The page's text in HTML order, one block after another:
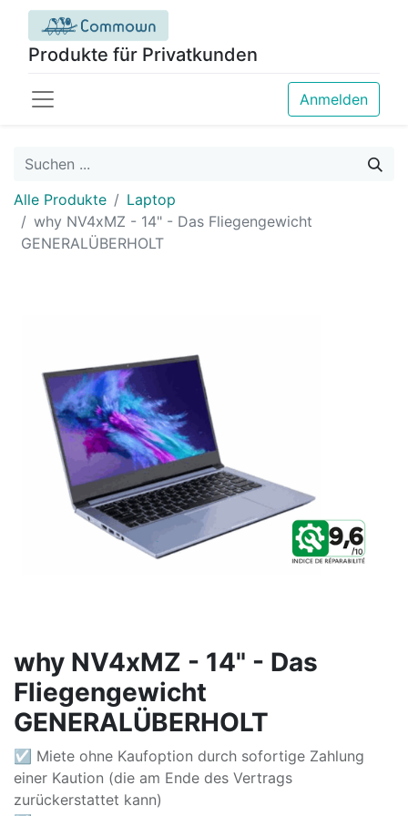
Produkte für Privatkunden
Anmelden
Alle Produkte
Laptop
why NV4xMZ - 14" - Das Fliegengewicht
GENERALÜBERHOLT
why NV4xMZ - 14" - Das
Fliegengewicht
GENERALÜBERHOLT
☑ Miete ohne Kaufoption durch sofortige Zahlung
einer Kaution (die am Ende des Vertrags
zurückerstattet kann)